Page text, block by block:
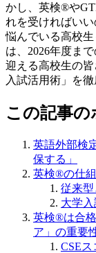
かし、英検®や
れを受ければい
悩んでいる高校
は、2026年度ま
迎える高校生の
入試活用術」を徹
この記事の
英語外部検
保する」
英検®の仕
従来
大学
英検®は合
ア」の重要
CSEス